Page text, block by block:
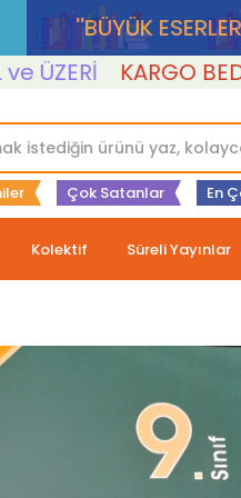
''BÜYÜK
KARGO BEDAVA
Çok Satanlar En
Kolektif Süreli Yayınlar